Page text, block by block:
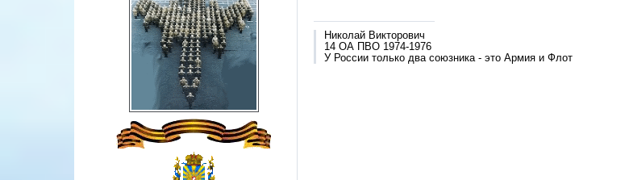
Николай Викторович
14 ОА ПВО 1974-1976
У России только два союзника - это Армия и Флот